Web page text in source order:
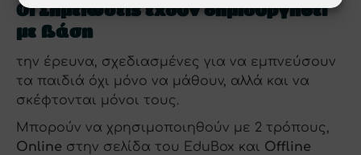
Οι Σημειώσεις έχουν δημιουργηθεί
με βάση
την έρευνα, σχεδιασμένες για να εμπνεύσουν
τα παιδιά όχι μόνο να μάθουν, αλλά και να
σκέφτονται μόνοι τους.
Μπορούν να χρησιμοποιηθούν με 2 τρόπους,
Online στην σελίδα του EduBox και Offline